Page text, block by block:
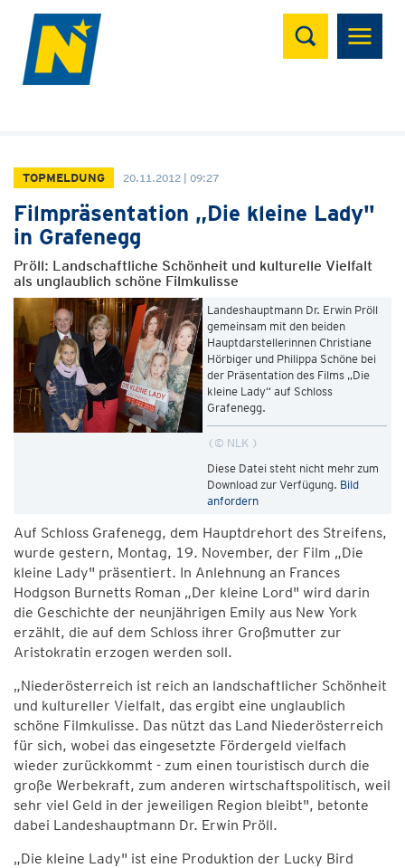
Suchen
TOPMELDUNG 20.11.2012 | 09:27
Filmpräsentation „Die kleine Lady"
in Grafenegg
Pröll: Landschaftliche Schönheit und kulturelle Vielfalt
als unglaublich schöne Filmkulisse
Landeshauptmann Dr. Erwin Pröll
gemeinsam mit den beiden
Hauptdarstellerinnen Christiane
Hörbiger und Philippa Schöne bei
der Präsentation des Films „Die
kleine Lady“ auf Schloss
Grafenegg.
© NLK
Diese Datei steht nicht mehr zum
Download zur Verfügung. Bild
anfordern
Auf Schloss Grafenegg, dem Hauptdrehort des Streifens,
wurde gestern, Montag, 19. November, der Film „Die
kleine Lady" präsentiert. In Anlehnung an Frances
Hodgson Burnetts Roman „Der kleine Lord" wird darin
die Geschichte der neunjährigen Emily aus New York
erzählt, die auf dem Schloss ihrer Großmutter zur
Aristokratin erzogen werden soll.
„Niederösterreich ist reich an landschaftlicher Schönheit
und kultureller Vielfalt, das ergibt eine unglaublich
schöne Filmkulisse. Das nützt das Land Niederösterreich
für sich, wobei das eingesetzte Fördergeld vielfach
wieder zurückkommt - zum einen touristisch durch die
große Werbekraft, zum anderen wirtschaftspolitisch, weil
sehr viel Geld in der jeweiligen Region bleibt", betonte
dabei Landeshauptmann Dr. Erwin Pröll.
„Die kleine Lady" ist eine Produktion der Lucky Bird